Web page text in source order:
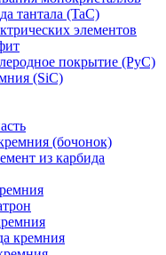
тантала (TaC)
элементов
покрытие (PyC)
(SiC)
(бочонок)
из карбида
кремния